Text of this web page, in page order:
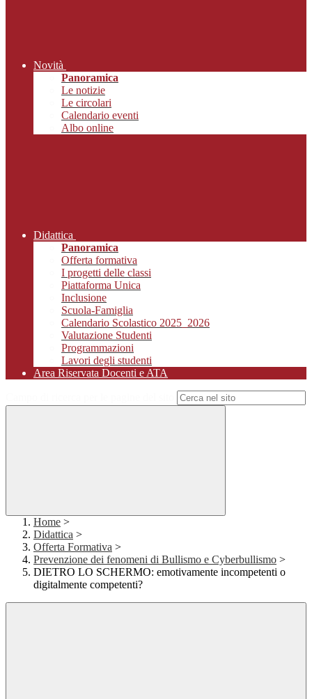
Novità
Panoramica
Le notizie
Le circolari
Calendario eventi
Albo online
Didattica
Panoramica
Offerta formativa
I progetti delle classi
Piattaforma Unica
Inclusione
Scuola-Famiglia
Calendario Scolastico 2025_2026
Valutazione Studenti
Programmazioni
Lavori degli studenti
Area Riservata Docenti e ATA
Home >
Didattica >
Offerta Formativa >
Prevenzione dei fenomeni di Bullismo e Cyberbullismo >
DIETRO LO SCHERMO: emotivamente incompetenti o
digitalmente competenti?